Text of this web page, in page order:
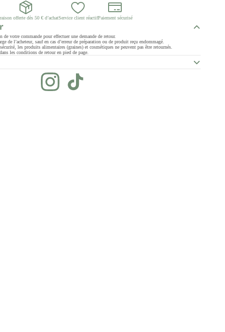
offerte dès 50 € d’achatService client réactifPaiement sécurisé
de votre commande pour effectuer une demande de retour.
de l’acheteur, sauf en cas d’erreur de préparation ou de produit reçu endommagé.
les produits alimentaires (graines) et cosmétiques ne peuvent pas être retournés.
les conditions de retour en pied de page.